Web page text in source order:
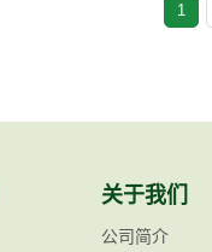
1
关于我们
公司简介